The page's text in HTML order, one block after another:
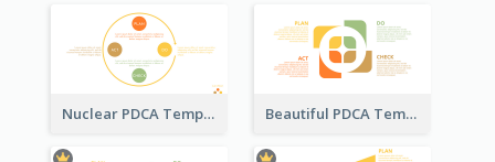
Nuclear PDCA Template Beautiful PDCA Template